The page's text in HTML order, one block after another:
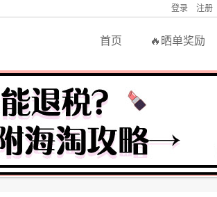
登录 注册
首页 晒单奖励